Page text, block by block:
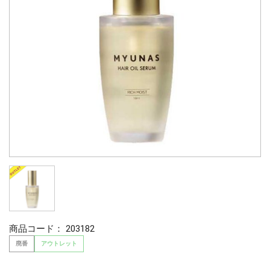
商品コード： 203182
廃番 アウトレット